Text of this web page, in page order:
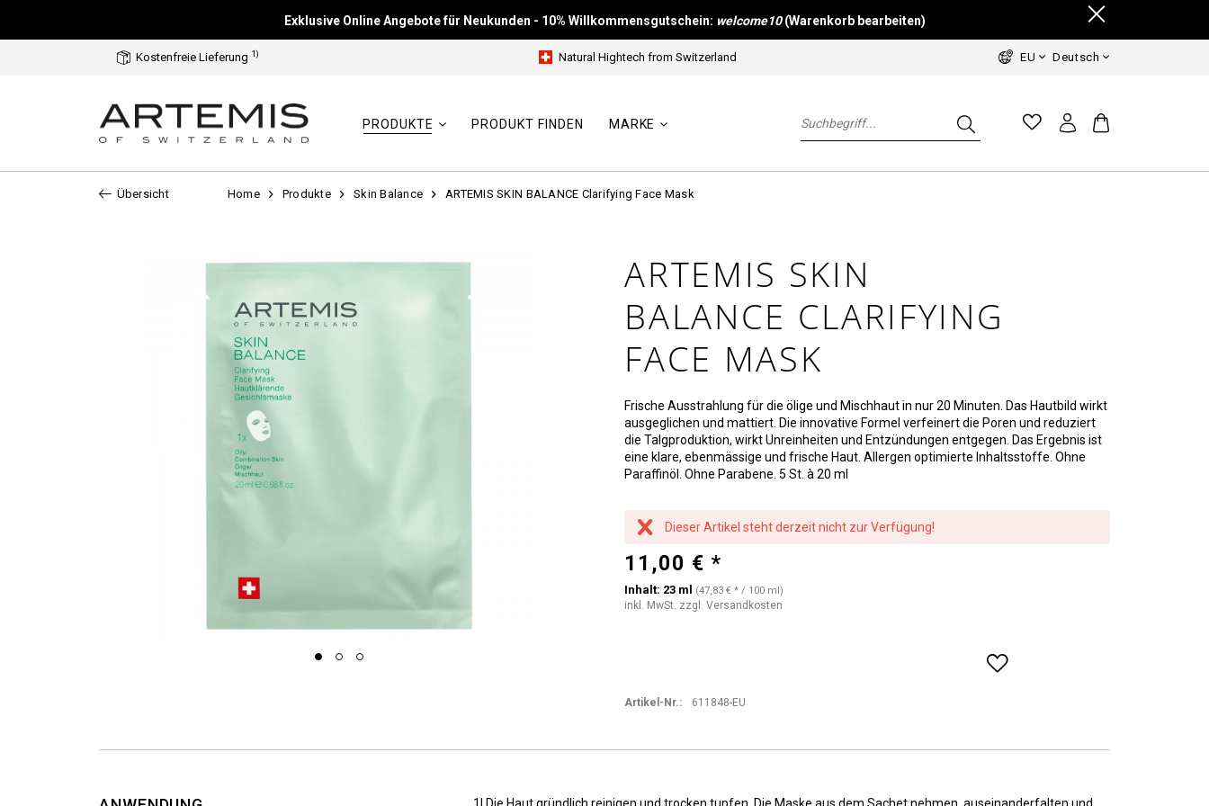
Exklusive Online Angebote für Neukunden - 10% Willkommensgutschein: welcome10(Warenkorb bearbeiten)
Kostenfreie Lieferung 1) Natural Hightech from Switzerland EU Deutsch
PRODUKTE PRODUKT FINDEN MARKE
Übersicht Home Produkte Skin Balance ARTEMIS SKIN BALANCE Clarifying Face Mask
ARTEMIS SKIN
BALANCE CLARIFYING
FACE MASK
Frische Ausstrahlung für die ölige und Mischhaut in nur 20 Minuten. Das Hautbild wirkt
ausgeglichen und mattiert. Die innovative Formel verfeinert die Poren und reduziert
die Talgproduktion, wirkt Unreinheiten und Entzündungen entgegen. Das Ergebnis ist
eine klare, ebenmässige und frische Haut. Allergen optimierte Inhaltsstoffe. Ohne
Paraffinöl. Ohne Parabene. 5 St. à 20 ml
Dieser Artikel steht derzeit nicht zur Verfügung!
11,00 € *
Inhalt: 23 ml (47,83 € * / 100 ml)
inkl. MwSt. zzgl. Versandkosten
Artikel-Nr.: 611848-EU